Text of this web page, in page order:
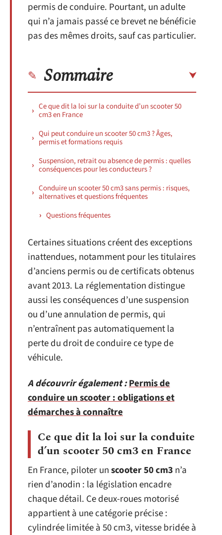
permis de conduire. Pourtant, un adulte
qui n’a jamais passé ce brevet ne bénéficie
pas des mêmes droits, sauf cas particulier.
Sommaire
Ce que dit la loi sur la conduite d’un scooter 50
cm3 en France
Qui peut conduire un scooter 50 cm3 ? Âges,
permis et formations requis
Suspension, retrait ou absence de permis : quelles
conséquences pour les conducteurs ?
Conduire un scooter 50 cm3 sans permis : risques,
alternatives et questions fréquentes
Questions fréquentes
Certaines situations créent des exceptions
inattendues, notamment pour les titulaires
d’anciens permis ou de certificats obtenus
avant 2013. La réglementation distingue
aussi les conséquences d’une suspension
ou d’une annulation de permis, qui
n’entraînent pas automatiquement la
perte du droit de conduire ce type de
véhicule.
A découvrir également :Permis de
conduire un scooter : obligations et
démarches à connaître
Ce que dit la loi sur la conduite
d’un scooter 50 cm3 en France
En France, piloter unscooter 50 cm3 n’a
rien d’anodin : la législation encadre
chaque détail. Ce deux-roues motorisé
appartient à une catégorie précise :
cylindrée limitée à 50 cm3, vitesse bridée à